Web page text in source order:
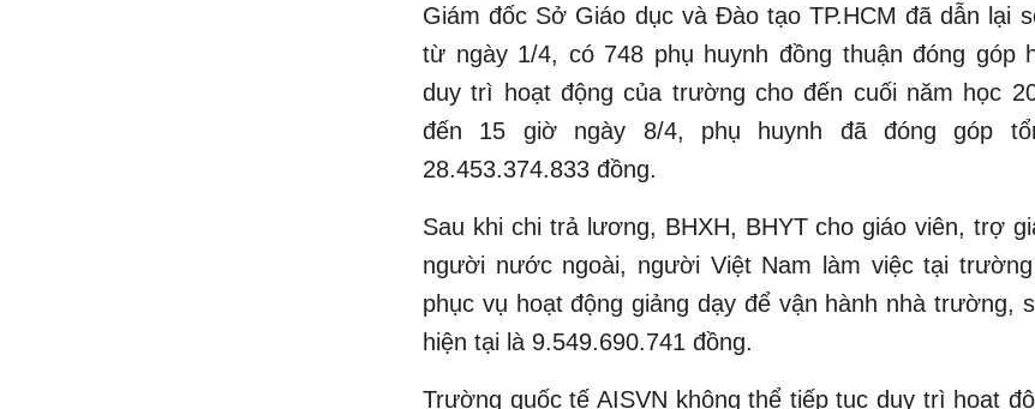
Giám đốc Sở Giáo dục và Đào tạo TP.HCM đã dẫn lại
từ ngày 1/4, có 748 phụ huynh đồng thuận đóng góp
duy trì hoạt động của trường cho đến cuối năm học
đến 15 giờ ngày 8/4, phụ huynh đã đóng góp
28.453.374.833 đồng.
Sau khi chi trả lương, BHXH, BHYT cho giáo viên, trợ
người nước ngoài, người Việt Nam làm việc tại
phục vụ hoạt động giảng dạy để vận hành nhà trường,
hiện tại là 9.549.690.741 đồng.
Trường quốc tế AISVN không thể tiếp tục duy trì hoạt